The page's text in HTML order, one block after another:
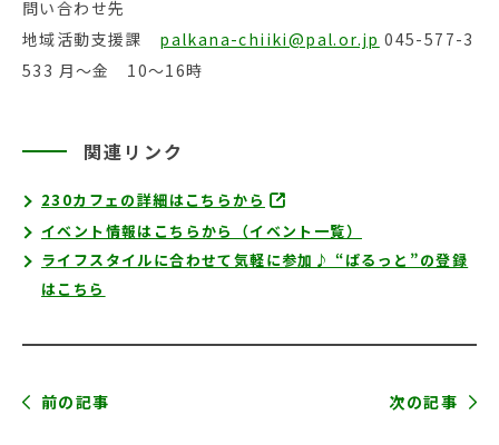
問い合わせ先
地域活動支援課 palkana-chiiki@pal.or.jp 045-577-3
533 月～金 10～16時
関連リンク
230カフェの詳細はこちらから
イベント情報はこちらから（イベント一覧）
ライフスタイルに合わせて気軽に参加♪ “ぱるっと”の登録
はこちら
前の記事 次の記事